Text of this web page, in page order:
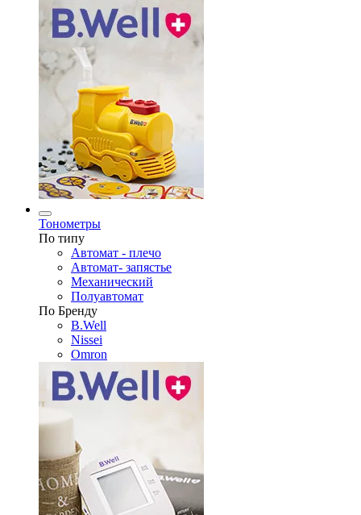
Тонометры
По типу
Автомат - плечо
Автомат- запястье
Механический
Полуавтомат
По Бренду
B.Well
Nissei
Omron